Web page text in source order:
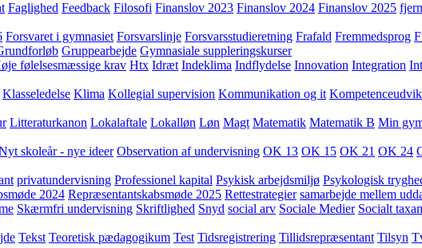
Faglighed Feedback Filosofi Finanslov 2023 Finanslov 2024 Finanslov 2025
Forsvaret i gymnasiet Forsvarslinje Forsvarsstudieretning Frafald Fremmedsprog
Gruppearbejde Gymnasiale suppleringskurser
følelsesmæssige krav Htx Idræt Indeklima Indflydelse Innovation Integration
Klasseledelse Klima Kollegial supervision Kommunikation og it
Litteraturkanon Lokalaftale Lokalløn Løn Magt Matematik Matematik B Min
skoleår - nye ideer Observation af undervisning OK 13 OK 15 OK 21 OK 24
privatundervisning Professionel kapital Psykisk arbejdsmiljø Psykologisk
2024 Repræsentantskabsmøde 2025 Rettestrategier samarbejde mellem
Skærmfri undervisning Skriftlighed Snyd social arv Sociale Medier Socialt
Tekst Teoretisk pædagogikum Test Tidsregistrering Tillidsrepræsentant Tilsyn